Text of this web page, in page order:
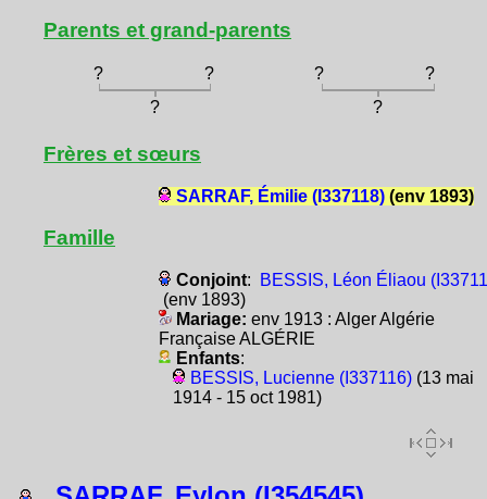
Parents et grand-parents
? ? ?
?
?
?
Frères et sœurs
SARRAF, Émilie (I337118)(env 1893)
Famille
Conjoint:
BESSIS, Léon Éliaou
(env 1893)
Mariage: env 1913 : Alger Algérie
Française ALGÉRIE
Enfants:
BESSIS, Lucienne (I337116)(13 mai
1914 - 15 oct 1981)